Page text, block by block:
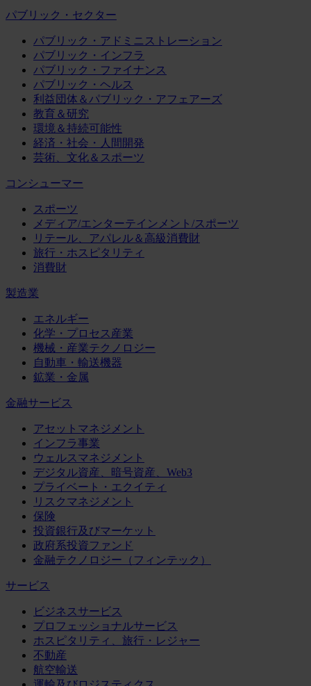
パブリック・セクター
パブリック・アドミニストレーション
パブリック・インフラ
パブリック・ファイナンス
パブリック・ヘルス
利益団体＆パブリック・アフェアーズ
教育＆研究
環境＆持続可能性
経済・社会・人間開発
芸術、文化＆スポーツ
コンシューマー
スポーツ
メディア/エンターテインメント/スポーツ
リテール、アパレル＆高級消費財
旅行・ホスピタリティ
消費財
製造業
エネルギー
化学・プロセス産業
機械・産業テクノロジー
自動車・輸送機器
鉱業・金属
金融サービス
アセットマネジメント
インフラ事業
ウェルスマネジメント
デジタル資産、暗号資産、Web3
プライベート・エクイティ
リスクマネジメント
保険
投資銀行及びマーケット
政府系投資ファンド
金融テクノロジー（フィンテック）
サービス
ビジネスサービス
プロフェッショナルサービス
ホスピタリティ、旅行・レジャー
不動産
航空輸送